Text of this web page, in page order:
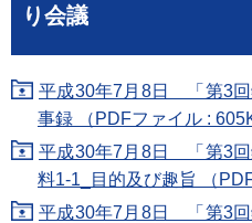
り会議
平成30年7月8日 「第3
事録 （PDFファイル :
平成30年7月8日 「第3
料1-1_目的及び趣旨 （
平成30年7月8日 「第3